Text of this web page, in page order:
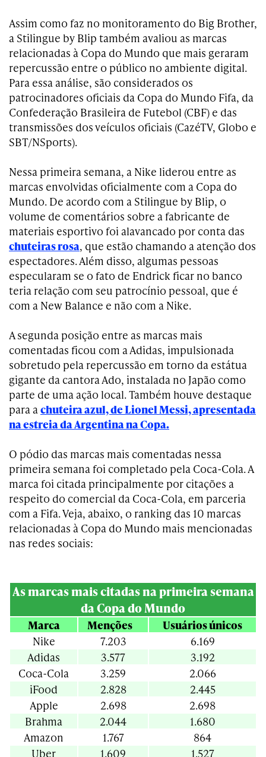
Assim como faz no monitoramento do Big Brother,
a Stilingue by Blip também avaliou as marcas
relacionadas à Copa do Mundo que mais geraram
repercussão entre o público no ambiente digital.
Para essa análise, são considerados os
patrocinadores oficiais da Copa do Mundo Fifa, da
Confederação Brasileira de Futebol (CBF) e das
transmissões dos veículos oficiais (CazéTV, Globo e
SBT/NSports).
Nessa primeira semana, a Nike liderou entre as
marcas envolvidas oficialmente com a Copa do
Mundo. De acordo com a Stilingue by Blip, o
volume de comentários sobre a fabricante de
materiais esportivo foi alavancado por conta das
chuteiras rosa, que estão chamando a atenção dos
espectadores. Além disso, algumas pessoas
especularam se o fato de Endrick ficar no banco
teria relação com seu patrocínio pessoal, que é
com a New Balance e não com a Nike.
A segunda posição entre as marcas mais
comentadas ficou com a Adidas, impulsionada
sobretudo pela repercussão em torno da estátua
gigante da cantora Ado, instalada no Japão como
parte de uma ação local. Também houve destaque
para achuteira azul, de Lionel Messi, apresentada
na estreia da Argentina na Copa.
O pódio das marcas mais comentadas nessa
primeira semana foi completado pela Coca-Cola. A
marca foi citada principalmente por citações a
respeito do comercial da Coca-Cola, em parceria
com a Fifa. Veja, abaixo, o ranking das 10 marcas
relacionadas à Copa do Mundo mais mencionadas
nas redes sociais:
As marcas mais citadas na primeira semana
da Copa do Mundo
Marca Menções
Usuários únicos
Nike
7.203
6.169
Adidas
3.577
3.192
Coca-Cola
3.259
2.066
iFood
2.828
2.445
Apple
2.698
2.698
Brahma
2.044
1.680
Amazon
1.767
864
Uber
1.609 1.527